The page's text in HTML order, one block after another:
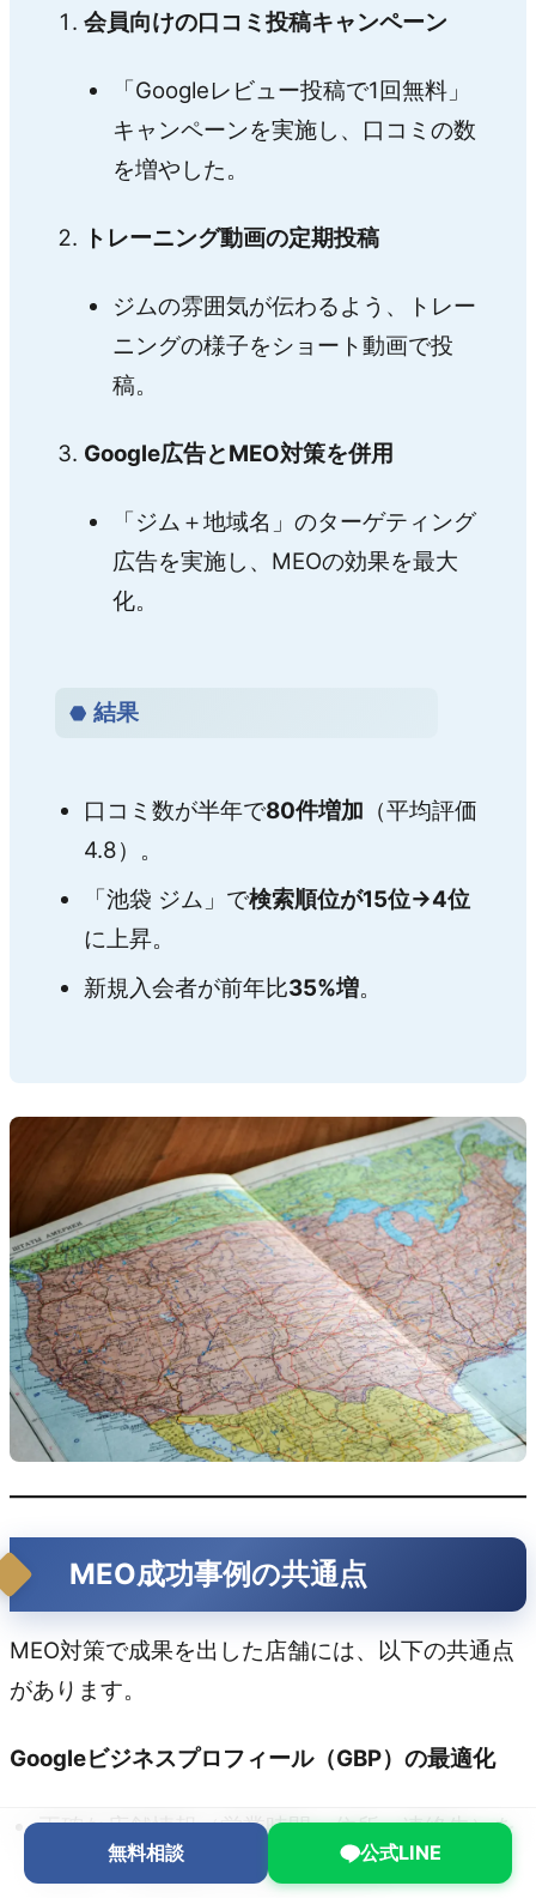
会員向けの口コミ投稿キャンペーン
「Googleレビュー投稿で1回無料」
キャンペーンを実施し、口コミの数
を増やした。
トレーニング動画の定期投稿
ジムの雰囲気が伝わるよう、トレー
ニングの様子をショート動画で投
稿。
Google広告とMEO対策を併用
「ジム＋地域名」のターゲティング
広告を実施し、MEOの効果を最大
化。
結果
口コミ数が半年で80件増加 （平均評価
4.8）。
「池袋 ジム」で検索順位が15位→4位
に上昇。
新規入会者が前年比35%増。
MEO成功事例の共通点
MEO対策で成果を出した店舗には、以下の共通点
があります。
Googleビジネスプロフィール（GBP）の最適化
正確な店舗情報（営業時間・住所・連絡先）を
登録し、検索結果で信頼性を向上。
無料相談 公式LINE